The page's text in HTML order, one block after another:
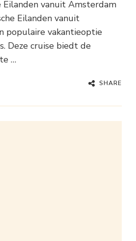
Eilanden vanuit Amsterdam
Eilanden vanuit
populaire vakantieoptie
Deze cruise biedt de
…
SHARE